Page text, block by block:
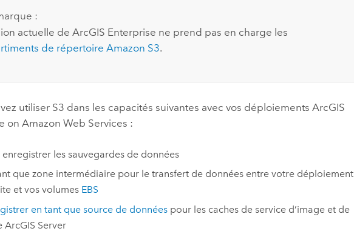
:
actuelle de ArcGIS Enterprise ne prend pas en charge les
de répertoire Amazon S3.
utiliser S3 dans les capacités suivantes avec vos déploiementsArcGIS
on Amazon Web Services :
enregistrer les sauvegardes de données
que zone intermédiaire pour le transfert de données entre votre déploiement
et vos volumes EBS
en tant que source de donnéespour les caches de service d’image et de
ArcGIS Server